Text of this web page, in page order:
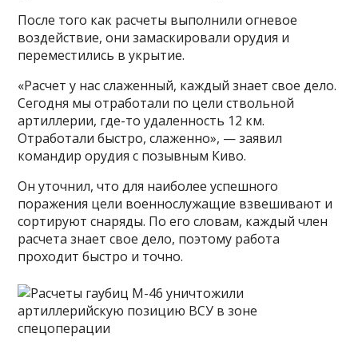
После того как расчеты выполнили огневое
воздействие, они замаскировали орудия и
переместились в укрытие.
«Расчет у нас слаженный, каждый знает свое дело.
Сегодня мы отработали по цели ствольной
артиллерии, где-то удаленность 12 км.
Отработали быстро, слаженно», — заявил
командир орудия с позывным Киво.
Он уточнил, что для наиболее успешного
поражения цели военнослужащие взвешивают и
сортируют снаряды. По его словам, каждый член
расчета знает свое дело, поэтому работа
проходит быстро и точно.